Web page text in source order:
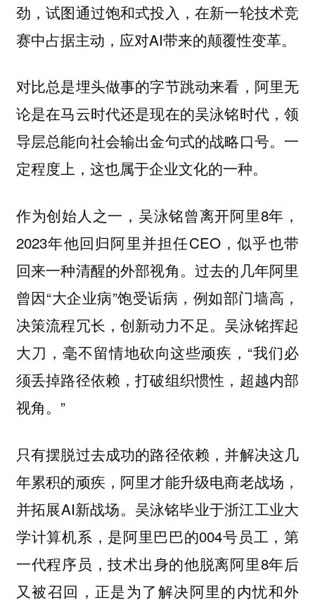
劲，试图通过饱和式投入，在新一轮技术竞
赛中占据主动，应对AI带来的颠覆性变革。
对比总是埋头做事的字节跳动来看，阿里无
论是在马云时代还是现在的吴泳铭时代，领
导层总能向社会输出金句式的战略口号。一
定程度上，这也属于企业文化的一种。
作为创始人之一，吴泳铭曾离开阿里8年，
2023年他回归阿里并担任CEO，似乎也带
回来一种清醒的外部视角。过去的几年阿里
曾因“大企业病”饱受诟病，例如部门墙高，
决策流程冗长，创新动力不足。吴泳铭挥起
大刀，毫不留情地砍向这些顽疾，“我们必
须丢掉路径依赖，打破组织惯性，超越内部
视角。”
只有摆脱过去成功的路径依赖，并解决这几
年累积的顽疾，阿里才能升级电商老战场，
并拓展AI新战场。吴泳铭毕业于浙江工业大
学计算机系，是阿里巴巴的004号员工，第
一代程序员，技术出身的他脱离阿里8年后
又被召回，正是为了解决阿里的内忧和外